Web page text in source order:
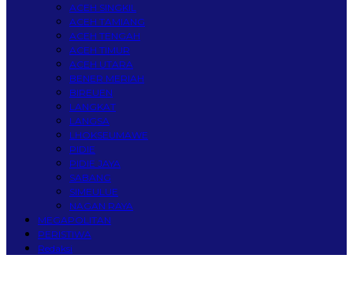
ACEH SINGKIL
ACEH TAMIANG
ACEH TENGAH
ACEH TIMUR
ACEH UTARA
BENER MERIAH
BIREUEN
LANGKAT
LANGSA
LHOKSEUMAWE
PIDIE
PIDIE JAYA
SABANG
SIMEULUE
NAGAN RAYA
MEGAPOLITAN
PERISTIWA
Redaksi